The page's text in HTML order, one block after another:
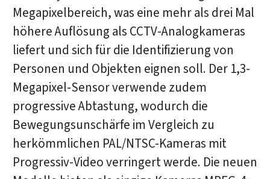
Megapixelbereich, was eine mehr als drei Mal
höhere Auflösung als CCTV-Analogkameras
liefert und sich für die Identifizierung von
Personen und Objekten eignen soll. Der 1,3-
Megapixel-Sensor verwende zudem
progressive Abtastung, wodurch die
Bewegungsunschärfe im Vergleich zu
herkömmlichen PAL/NTSC-Kameras mit
Progressiv-Video verringert werde. Die neuen